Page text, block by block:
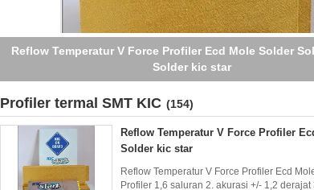
SMT Thermal profiler bintang KIC
Profiler termal SMT KIC (154)
Reflow Temperatur V Force Profiler
Solder kic star
Reflow Temperatur V Force Profiler Ecd
Profiler 1,6 saluran 2. akurasi +/- 1,2